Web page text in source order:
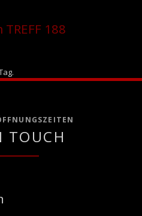
188
TOUCH